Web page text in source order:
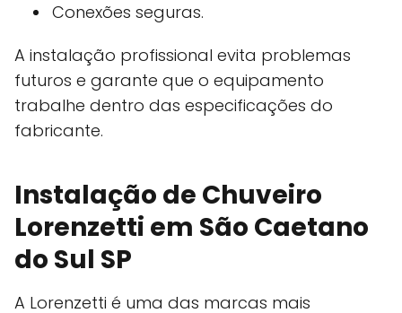
Conexões seguras.
A instalação profissional evita problemas
futuros e garante que o equipamento
trabalhe dentro das especificações do
fabricante.
Instalação de Chuveiro
Lorenzetti em São Caetano
do Sul SP
A Lorenzetti é uma das marcas mais